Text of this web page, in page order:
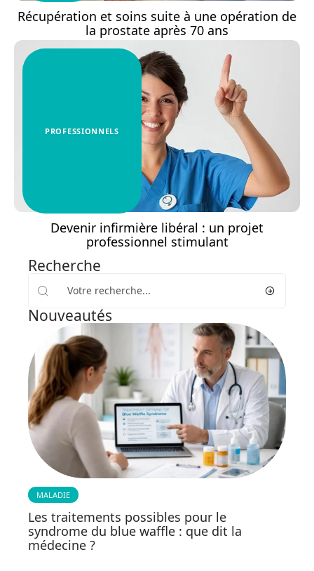
Récupération et soins suite à une opération de
la prostate après 70 ans
PROFESSIONNELS
Devenir infirmière libéral : un projet
professionnel stimulant
Recherche
Nouveautés
MALADIE
Les traitements possibles pour le
syndrome du blue waffle : que dit la
médecine ?